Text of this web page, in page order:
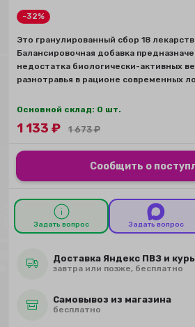
-32%
Это гранулированный сбор 18
Балансировочная добавка
недостатка биологически-активных
разнотравья в рационе современных
Основной склад: 0 шт.
1 133 ₽ 1 673₽
Сообщить о
Задать вопрос Задать вопрос
Доставка Яндекс ПВЗ и
завтра или позже, бесплатно
Самовывоз из магазина
бесплатно